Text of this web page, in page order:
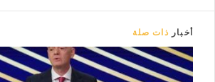
أخبار ذات صلة